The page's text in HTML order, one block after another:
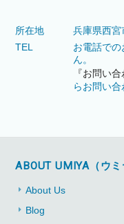
所在地
兵庫県西宮
TEL
お電話で
ん。
『お問い
らお問い合
ABOUT UMIYA（ウミ
About Us
Blog